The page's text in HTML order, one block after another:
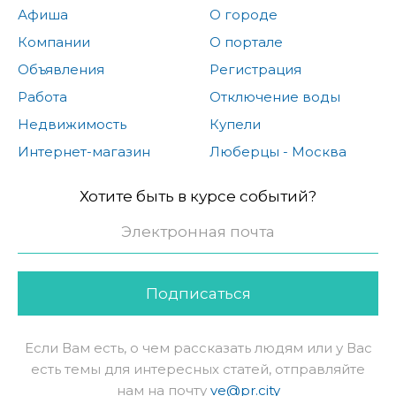
Афиша
Компании
Объявления
Работа
Недвижимость
Интернет-магазин
О городе
О портале
Регистрация
Отключение воды
Купели
Люберцы - Москва
Хотите быть в курсе событий?
Подписаться
Если Вам есть, о чем рассказать людям или у Вас
есть темы для интересных статей, отправляйте
нам на почту ve@pr.city